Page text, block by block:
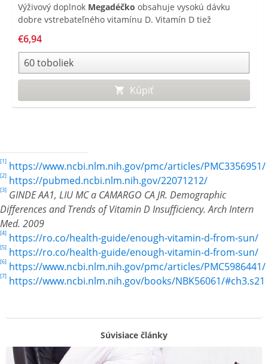
Výživový doplnok Megadéčko obsahuje vysokú dávku
dobre vstrebateľného vitamínu D. Vitamín D tiež
imunitného systému a podporuje tiež zdravé kosti a zuby.
€6,94
Kúpiť
[1] https://www.ncbi.nlm.nih.gov/pmc/articles/PMC3356951/
[2] https://pubmed.ncbi.nlm.nih.gov/22071212/
[3] GINDE AA1, LIU MC a CAMARGO CA JR. Demographic
Differences and Trends of Vitamin D Insufficiency.Arch Intern
Med. 2009 ​
[4] https://ro.co/health-guide/enough-vitamin-d-from-sun/
[5] https://ro.co/health-guide/enough-vitamin-d-from-sun/
[6] https://www.ncbi.nlm.nih.gov/pmc/articles/PMC5986441/
[7] https://www.ncbi.nlm.nih.gov/books/NBK56061/#ch3.s21
Súvisiace články